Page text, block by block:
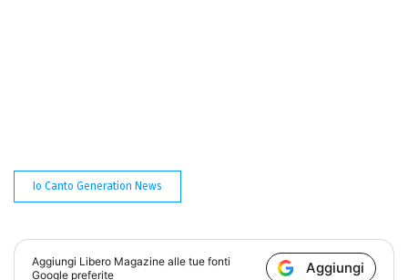
Io Canto Generation News
Aggiungi Libero Magazine alle tue fonti
Google preferite
Aggiungi